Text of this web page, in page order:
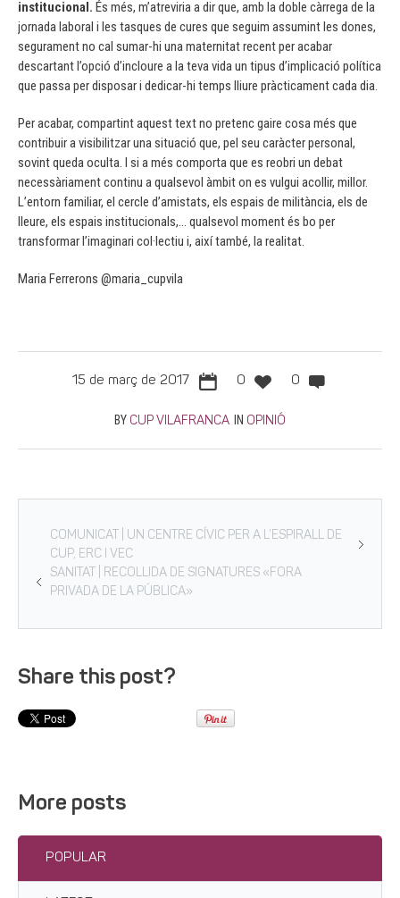
institucional. És més, m’atreviria a dir que, amb la doble càrrega de la
jornada laboral i les tasques de cures que seguim assumint les dones,
segurament no cal sumar-hi una maternitat recent per acabar
descartant l’opció d’incloure a la teva vida un tipus d’implicació política
que passa per disposar i dedicar-hi temps lliure pràcticament cada dia.
Per acabar, compartint aquest text no pretenc gaire cosa més que
contribuir a visibilitzar una situació que, pel seu caràcter personal,
sovint queda oculta. I si a més comporta que es reobri un debat
necessàriament continu a qualsevol àmbit on es vulgui acollir, millor.
L’entorn familiar, el cercle d’amistats, els espais de militància, els de
lleure, els espais institucionals,… qualsevol moment és bo per
transformar l’imaginari col·lectiu i, així també, la realitat.
Maria Ferrerons @maria_cupvila
15 de març de 2017 0 0
BY CUP VILAFRANCA IN OPINIÓ
COMUNICAT | UN CENTRE CÍVIC PER A L’ESPIRALL DE
CUP, ERC I VEC
SANITAT | RECOLLIDA DE SIGNATURES «FORA
PRIVADA DE LA PÚBLICA»
Share this post?
More posts
POPULAR